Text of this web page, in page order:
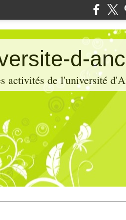
d-
activités de l'université